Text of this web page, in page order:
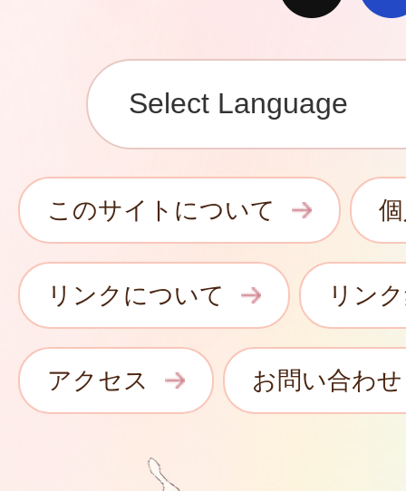
このサイトについて
リンクについて リン
アクセス お問い合わせ